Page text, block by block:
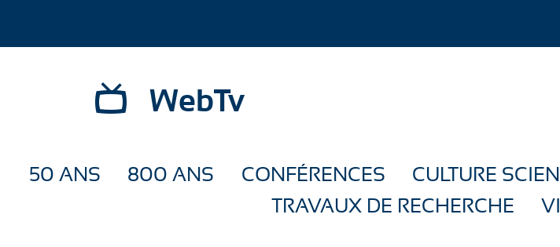
WebTv
50 ANS 800 ANS CONFÉRENCES CULTURE
TRAVAUX DE RECHERCHE